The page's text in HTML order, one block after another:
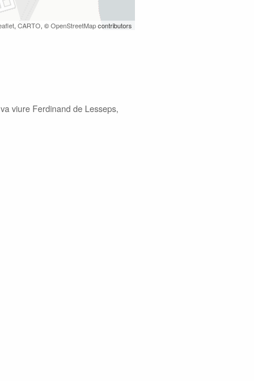
, CARTO, ©OpenStreetMapcontributors
viure Ferdinand de Lesseps,